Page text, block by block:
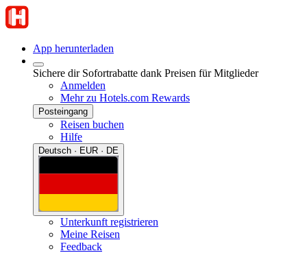
App herunterladen
Sichere dir Sofortrabatte dank Preisen für Mitglieder
Anmelden
Mehr zu Hotels.com Rewards
Posteingang
Reisen buchen
Hilfe
Deutsch · EUR · DE
Unterkunft registrieren
Meine Reisen
Feedback